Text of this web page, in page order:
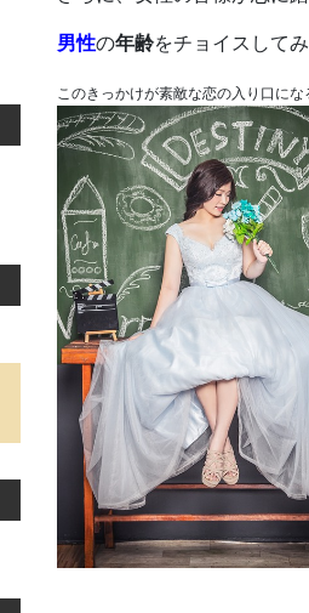
男性の年齢をチョイスして
このきっかけが素敵な恋の入り口にな